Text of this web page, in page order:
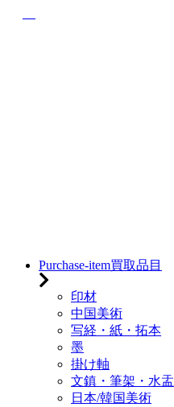
Purchase-item買取品目
印材
中国美術
写経・紙・拓本
墨
掛け軸
文鎮・筆架・水盂
日本/韓国美術